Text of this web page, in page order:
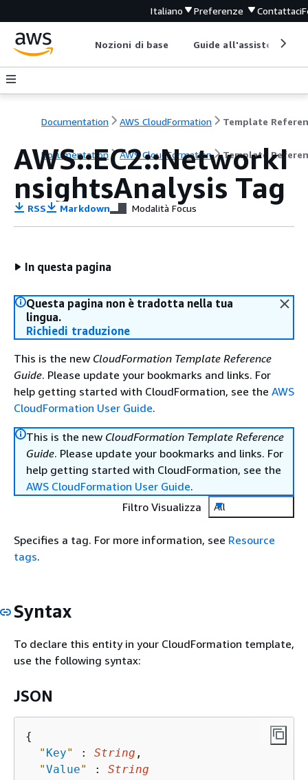
Italiano Preferenze Contattaci
Nozioni di base Guide all'assistenza
Documentation AWS CloudFormation Template
Documentation AWS CloudFormation Template
AWS::EC2::NetworkI
nsightsAnalysis Tag
RSS Markdown Modalità Focus
In questa pagina
Questa pagina non è tradotta nella tua
lingua.
Richiedi traduzione
This is the new CloudFormation Template Reference
Guide. Please update your bookmarks and links. For
help getting started with CloudFormation, see the AWS
CloudFormation User Guide.
This is the new CloudFormation Template Reference
Guide. Please update your bookmarks and links. For
help getting started with CloudFormation, see the
AWS CloudFormation User Guide.
Filtro Visualizza
All
Specifies a tag. For more information, see Resource
tags.
Syntax
To declare this entity in your CloudFormation template,
use the following syntax:
JSON
{
" Key" : String ,
"Value" : String